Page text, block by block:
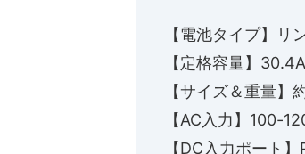
【電池タイプ】リ
【定格容量】
【サイズ＆重量
【AC入力】100-
【DC入力ポート